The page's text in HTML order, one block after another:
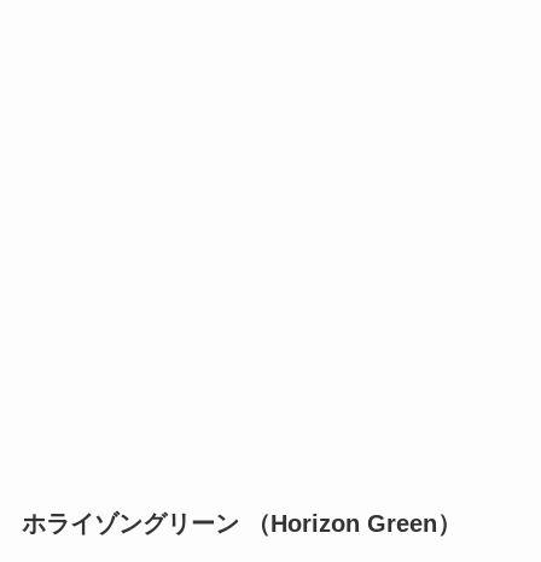
ホライゾングリーン （Horizon Green）